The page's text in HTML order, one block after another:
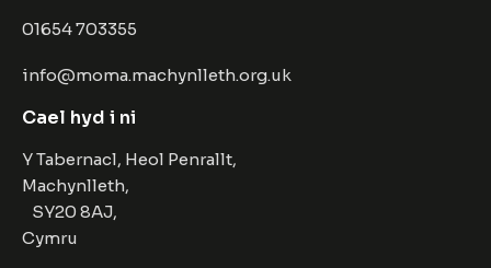
01654 703355
info@moma.machynlleth.org.uk
Cael hyd i ni
Y Tabernacl, Heol Penrallt,
Machynlleth,
SY20 8AJ,
Cymru